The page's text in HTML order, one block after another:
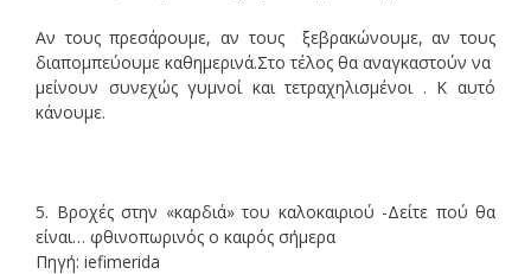
Αν τους πρεσάρουμε, αν τους ξεβρακώνουμε, αν τους
διαπομπεύουμε καθημερινά.Στο τέλος θα αναγκαστούν να
μείνουν συνεχώς γυμνοί και τετραχηλισμένοι . Κ αυτό
κάνουμε.
5. Βροχές στην «καρδιά» του καλοκαιριού -Δείτε πού θα
είναι… φθινοπωρινός ο καιρός σήμερα
Πηγή: iefimerida